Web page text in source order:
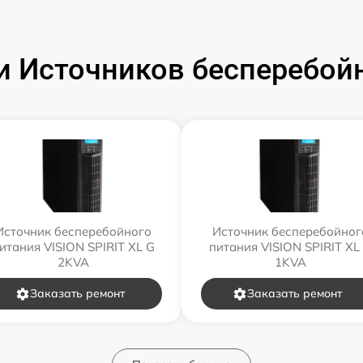
бесперебойного
VISION SPIRIT XL G
2KVA
Заказать ремонт
Источник
питания VISION SPIRIT XL
1KVA
Заказать ремонт